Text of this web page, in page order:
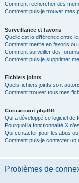
Comment rechercher des
Comment puis-je trouver mes
Surveillance et favoris
Quelle est la différence entre
Comment mettre en favoris ou
Comment surveiller des
Comment puis-je supprimer
Fichiers joints
Quels fichiers joints sont
Comment trouver tous mes
Concernant phpBB
Qui a développé ce logiciel de
Pourquoi la fonctionnalité X
Qui contacter pour les abus
Comment puis-je contacter un
Problèmes de